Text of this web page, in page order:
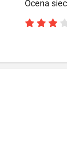
Ocena